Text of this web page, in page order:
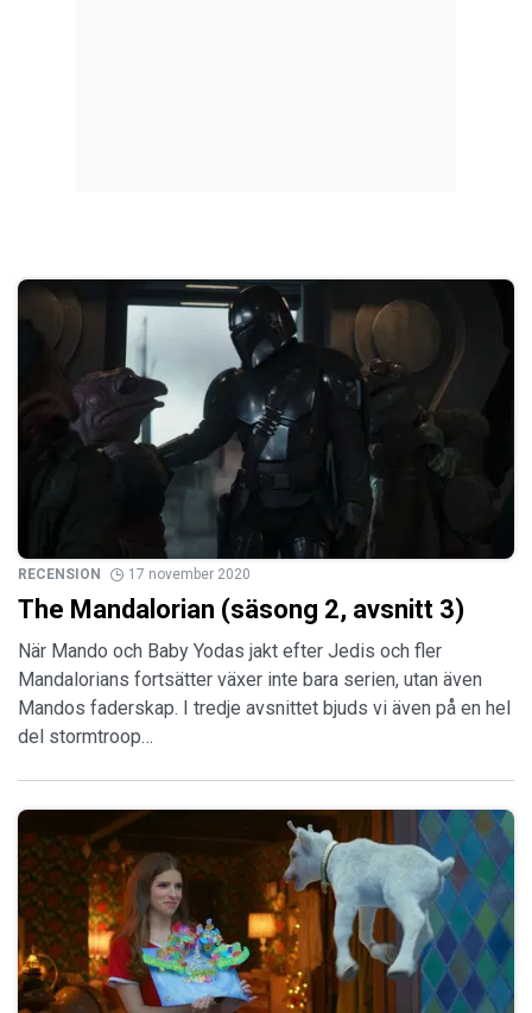
RECENSION 17 november 2020
The Mandalorian (säsong 2, avsnitt 3)
När Mando och Baby Yodas jakt efter Jedis och fler
Mandalorians fortsätter växer inte bara serien, utan även
Mandos faderskap. I tredje avsnittet bjuds vi även på en hel
del stormtroop…